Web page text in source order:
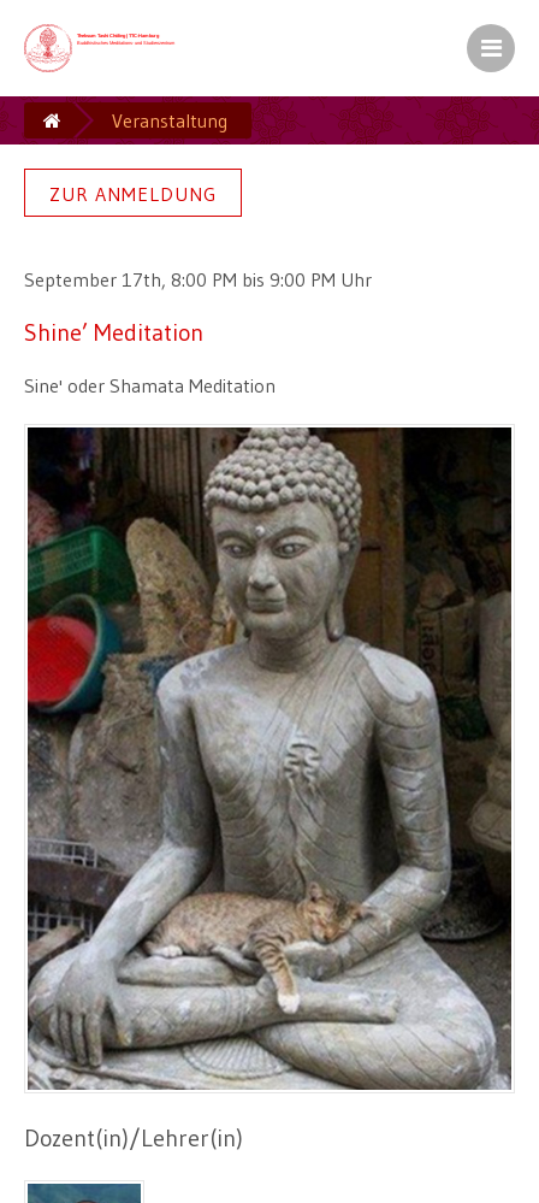
Kamalashila Institut� f�r
Europ�ischer Sitz S.H. des XVII.
Ein Zentrum der Karma Kag�
Veranstaltung
ZUR ANMELDUNG
September 17th, 8:00 PM bis 9:00 PM Uhr
Shine’ Meditation
Sine' oder Shamata Meditation
Dozent(in)/Lehrer(in)